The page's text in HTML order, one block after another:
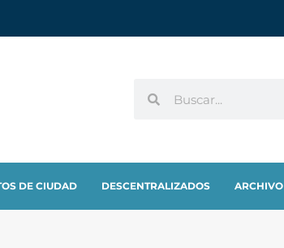
DE CIUDAD DESCENTRALIZADOS ARCHIVO